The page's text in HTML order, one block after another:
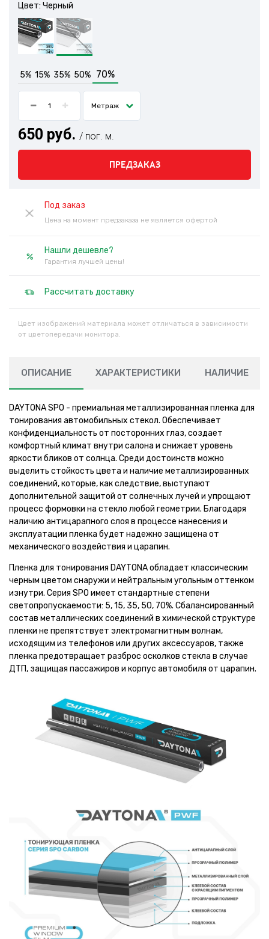
Цвет: Черный
5% 15% 35% 50% 70%
Метраж
650 руб. / пог. м.
ПРЕДЗАКАЗ
Под заказ
Цена на момент предзаказа не является офертой
Нашли дешевле?
Гарантия лучшей цены!
Рассчитать доставку
Цвет изображений материала может отличаться в зависимости
от цветопередачи монитора.
ОПИСАНИЕ ХАРАКТЕРИСТИКИ НАЛИЧИЕ
DAYTONA SPO - премиальная металлизированная пленка для
тонирования автомобильных стекол. Обеспечивает
конфиденциальность от посторонних глаз, создает
комфортный климат внутри салона и снижает уровень
яркости бликов от солнца. Среди достоинств можно
выделить стойкость цвета и наличие металлизированных
соединений, которые, как следствие, выступают
дополнительной защитой от солнечных лучей и упрощают
процесс формовки на стекло любой геометрии. Благодаря
наличию антицарапного слоя в процессе нанесения и
эксплуатации пленка будет надежно защищена от
механического воздействия и царапин.
Пленка для тонирования DAYTONA обладает классическим
черным цветом снаружи и нейтральным угольным оттенком
изнутри. Cерия SPO имеет стандартные степени
светопропускаемости: 5, 15, 35, 50, 70%. Сбалансированный
состав металлических соединений в химической структуре
пленки не препятствует электромагнитным волнам,
исходящим из телефонов или других аксессуаров, также
пленка предотвращает разброс осколков стекла в случае
ДТП, защищая пассажиров и корпус автомобиля от царапин.